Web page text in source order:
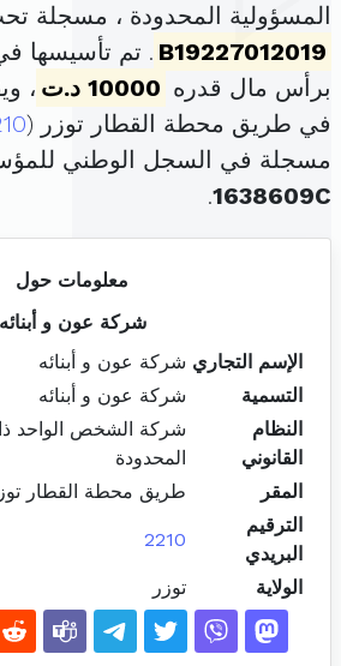
المسؤولية المحدودة ، مسجلة
B19227012019
برأس مال قدره 10000 د.ت
،
في طريق محطة القطار توزر (
مسجلة في السجل الوطني
1638609C
.
معلومات حول
شركة عون و أبنائه
الإسم التجاري شركة عون و أبنائه
التسمية
شركة عون و أبنائه
النظام
القانوني
شركة الشخص الواحد
المحدودة
المقر
طريق محطة القطار
الترقيم
البريدي
2210
الولاية توزر